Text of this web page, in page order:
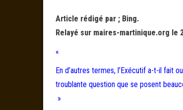
Article rédigé par ; Bing.
Relayé sur maires-martinique.org le
«
En d’autres termes, l’Exécutif a-t-il fait
troublante question que se posent
»